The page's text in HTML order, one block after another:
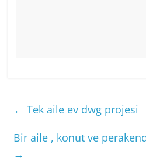
← Tek aile ev dwg projesi
Bir aile , konut ve
→